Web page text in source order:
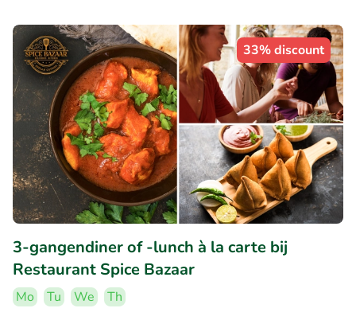
33% discount
3-gangendiner of -lunch à la carte bij
Restaurant Spice Bazaar
Mo Tu We Th